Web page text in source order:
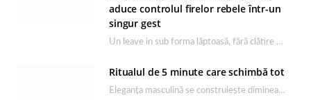
aduce controlul firelor rebele într-un
singur gest
Un leave in sub forma lăptoasă, fără clătire care completează rutina Ultimate Smooth și transformă…
Ritualul de 5 minute care schimbă tot
Eleganța masculină se construiește dimineața, în câteva minute și cu produsele potrivite. O rutină de…